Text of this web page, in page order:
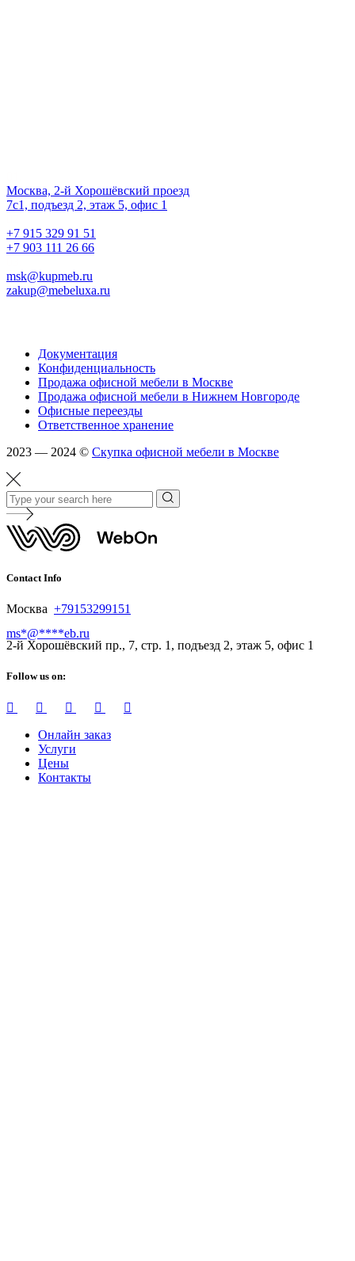
Москва, 2-й Хорошёвский проезд
7с1, подъезд 2, этаж 5, офис 1
+7 915 329 91 51
+7 903 111 26 66
msk@kupmeb.ru
zakup@mebeluxa.ru
Документация
Конфиденциальность
Продажа офисной мебели в Москве
Продажа офисной мебели в Нижнем Новгороде
Офисные переезды
Ответственное хранение
2023 — 2024 © Скупка офисной мебели в Москве
Contact Info
Москва +79153299151
ms*@****eb.ru
2-й Хорошёвский пр., 7, стр. 1, подъезд 2, этаж 5, офис 1
Follow us on:
Онлайн заказ
Услуги
Цены
Контакты